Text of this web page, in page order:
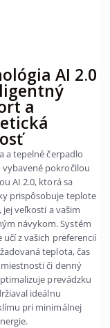
AI 2.0
a
a tepelné čerpadlo
vybavené pokročilou
AI 2.0, ktorá sa
prispôsobuje teplote
veľkosti a vašim
návykom. Systém
učí z vašich preferencií
teplota, čas
či denný
prevádzku
ideálnu
pri minimálnej